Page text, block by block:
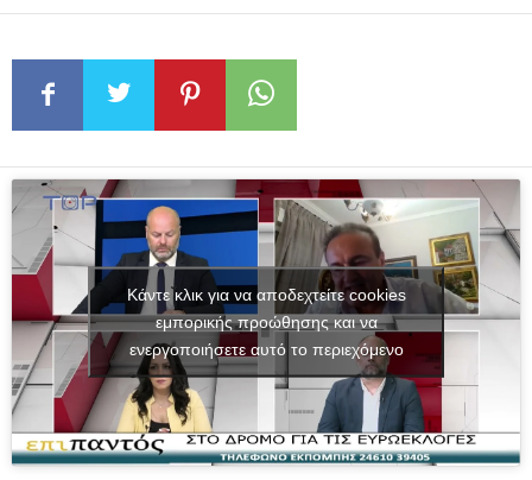
Κάντε κλικ για να αποδεχτείτε cookies
εμπορικής προώθησης και να
ενεργοποιήσετε αυτό το περιεχόμενο